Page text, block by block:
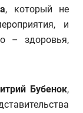
, который не
и
– здоровья,
Бубенок,